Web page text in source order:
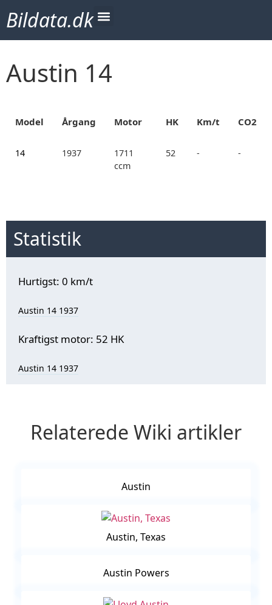
Bildata.dk
Austin 14
Model Årgang Motor HK Km/t CO2
14 1937
1711
ccm
52 - -
Statistik
Hurtigst: 0 km/t
Austin 14 1937
Kraftigst motor: 52 HK
Austin 14 1937
Relaterede Wiki artikler
Austin
Austin, Texas
Austin Powers